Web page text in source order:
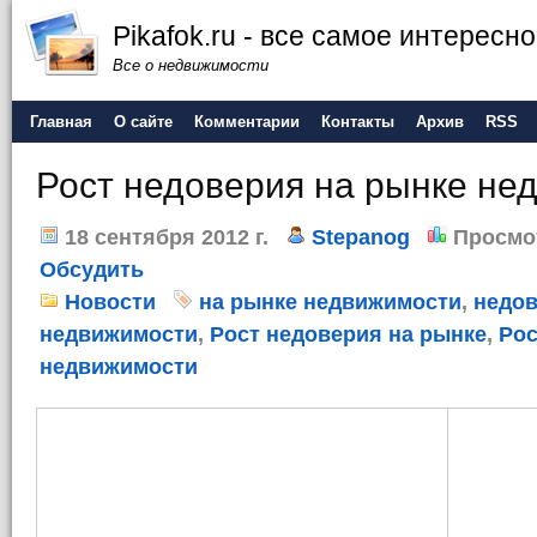
Pikafok.ru - все самое
Все о недвижимости
Главная О сайте Комментарии Контакты Архив RSS
Рост недоверия на рынке
18 сентября 2012 г. Stepanog
Обсудить
Новости
на рынке недвижимости,
недвижимости, Рост недоверия на рынке,
недвижимости